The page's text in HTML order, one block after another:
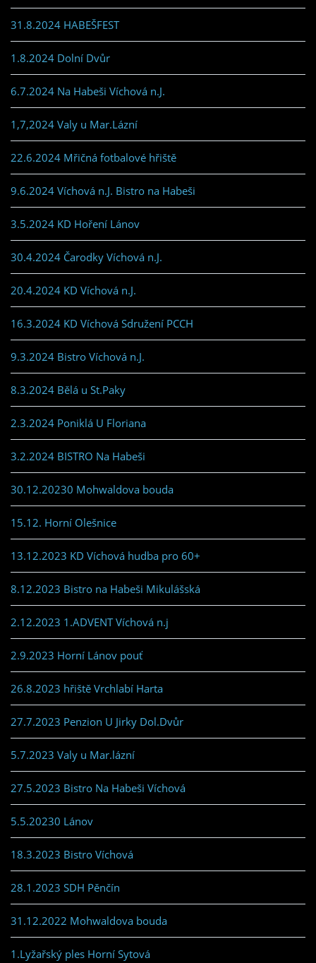
31.8.2024 HABEŠFEST
1.8.2024 Dolní Dvůr
6.7.2024 Na Habeši Víchová n.J.
1,7,2024 Valy u Mar.Lázní
22.6.2024 Mřičná fotbalové hřiště
9.6.2024 Víchová n.J. Bistro na Habeši
3.5.2024 KD Hoření Lánov
30.4.2024 Čarodky Víchová n.J.
20.4.2024 KD Víchová n.J.
16.3.2024 KD Víchová Sdružení PCCH
9.3.2024 Bistro Víchová n.J.
8.3.2024 Bělá u St.Paky
2.3.2024 Poniklá U Floriana
3.2.2024 BISTRO Na Habeši
30.12.20230 Mohwaldova bouda
15.12. Horní Olešnice
13.12.2023 KD Víchová hudba pro 60+
8.12.2023 Bistro na Habeši Mikulášská
2.12.2023 1.ADVENT Víchová n.j
2.9.2023 Horní Lánov pouť
26.8.2023 hřiště Vrchlabí Harta
27.7.2023 Penzion U Jirky Dol.Dvůr
5.7.2023 Valy u Mar.lázní
27.5.2023 Bistro Na Habeši Víchová
5.5.20230 Lánov
18.3.2023 Bistro Víchová
28.1.2023 SDH Pěnčín
31.12.2022 Mohwaldova bouda
1.Lyžařský ples Horní Sytová